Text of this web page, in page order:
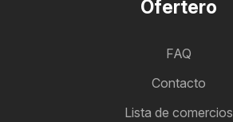
Ofertero
FAQ
Contacto
Lista de comercios